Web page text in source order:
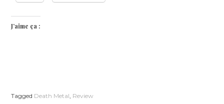
J’aime ça :
Tagged Death Metal Review